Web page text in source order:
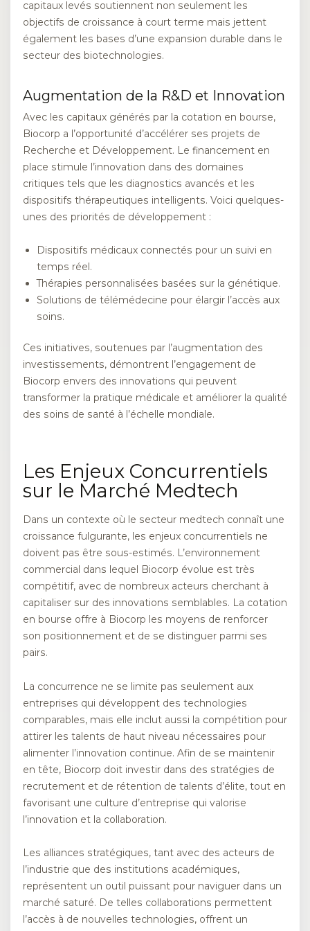
capitaux levés soutiennent non seulement les
objectifs de croissance à court terme mais jettent
également les bases d’une expansion durable dans le
secteur des biotechnologies.
Augmentation de la R&D et Innovation
Avec les capitaux générés par la cotation en bourse,
Biocorp a l’opportunité d’accélérer ses projets de
Recherche et Développement. Le financement en
place stimule l’innovation dans des domaines
critiques tels que les diagnostics avancés et les
dispositifs thérapeutiques intelligents. Voici quelques-
unes des priorités de développement :
Dispositifs médicaux connectés pour un suivi en
temps réel.
Thérapies personnalisées basées sur la génétique.
Solutions de télémédecine pour élargir l’accès aux
soins.
Ces initiatives, soutenues par l’augmentation des
investissements, démontrent l’engagement de
Biocorp envers des innovations qui peuvent
transformer la pratique médicale et améliorer la qualité
des soins de santé à l’échelle mondiale.
Les Enjeux Concurrentiels
sur le Marché Medtech
Dans un contexte où le secteur medtech connaît une
croissance fulgurante, les enjeux concurrentiels ne
doivent pas être sous-estimés. L’environnement
commercial dans lequel Biocorp évolue est très
compétitif, avec de nombreux acteurs cherchant à
capitaliser sur des innovations semblables. La cotation
en bourse offre à Biocorp les moyens de renforcer
son positionnement et de se distinguer parmi ses
pairs.
La concurrence ne se limite pas seulement aux
entreprises qui développent des technologies
comparables, mais elle inclut aussi la compétition pour
attirer les talents de haut niveau nécessaires pour
alimenter l’innovation continue. Afin de se maintenir
en tête, Biocorp doit investir dans des stratégies de
recrutement et de rétention de talents d’élite, tout en
favorisant une culture d’entreprise qui valorise
l’innovation et la collaboration.
Les alliances stratégiques, tant avec des acteurs de
l’industrie que des institutions académiques,
représentent un outil puissant pour naviguer dans un
marché saturé. De telles collaborations permettent
l’accès à de nouvelles technologies, offrent un